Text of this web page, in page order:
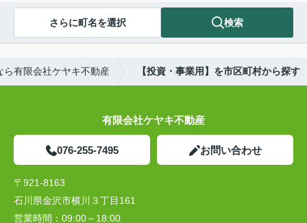
さらに町名を選択 検索
有限会社ケヤキ不動産 【投資・事業用】を市区町村から探す
有限会社ケヤキ不動産
076-255-7495 お問い合わせ
〒921-8163
石川県金沢市横川３丁目161
営業時間： 09:00～18:00